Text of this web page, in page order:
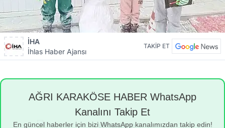
İHA
İhlas Haber Ajansı
TAKİP ET
AĞRI KARAKÖSE HABER WhatsApp
Kanalını Takip Et
En güncel haberler için bizi WhatsApp kanalımızdan takip edin!